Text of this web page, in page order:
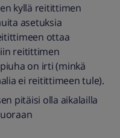
kyllä reitittimen
asetuksia
ottaa
reitittimen
on irti (minkä
ei reitittimeen tule).
pitäisi olla aikalailla